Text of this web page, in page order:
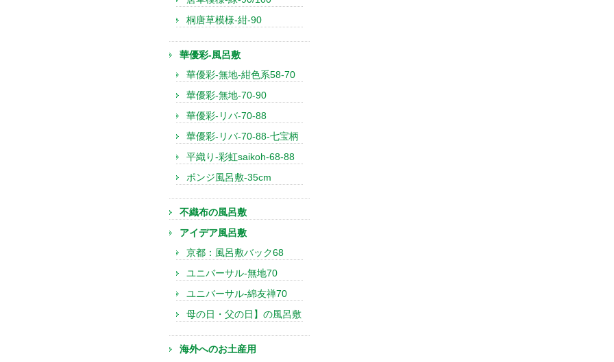
桐唐草模様-紺-90
華優彩-風呂敷
華優彩-無地-紺色系58-70
華優彩-無地-70-90
華優彩-リバ-70-88
華優彩-リバ-70-88-七宝柄
平織り-彩虹saikoh-68-88
ポンジ風呂敷-35cm
不織布の風呂敷
アイデア風呂敷
京都：風呂敷バック68
ユニバーサル-無地70
ユニバーサル-綿友禅70
母の日・父の日】の風呂敷
海外へのお土産用